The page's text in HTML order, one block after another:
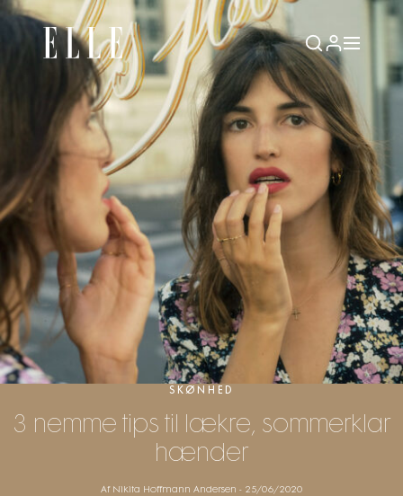
SKØNHED
3 nemme tips til lækre, sommerklar
hænder
Af Nikita Hoffmann Andersen - 25/06/2020